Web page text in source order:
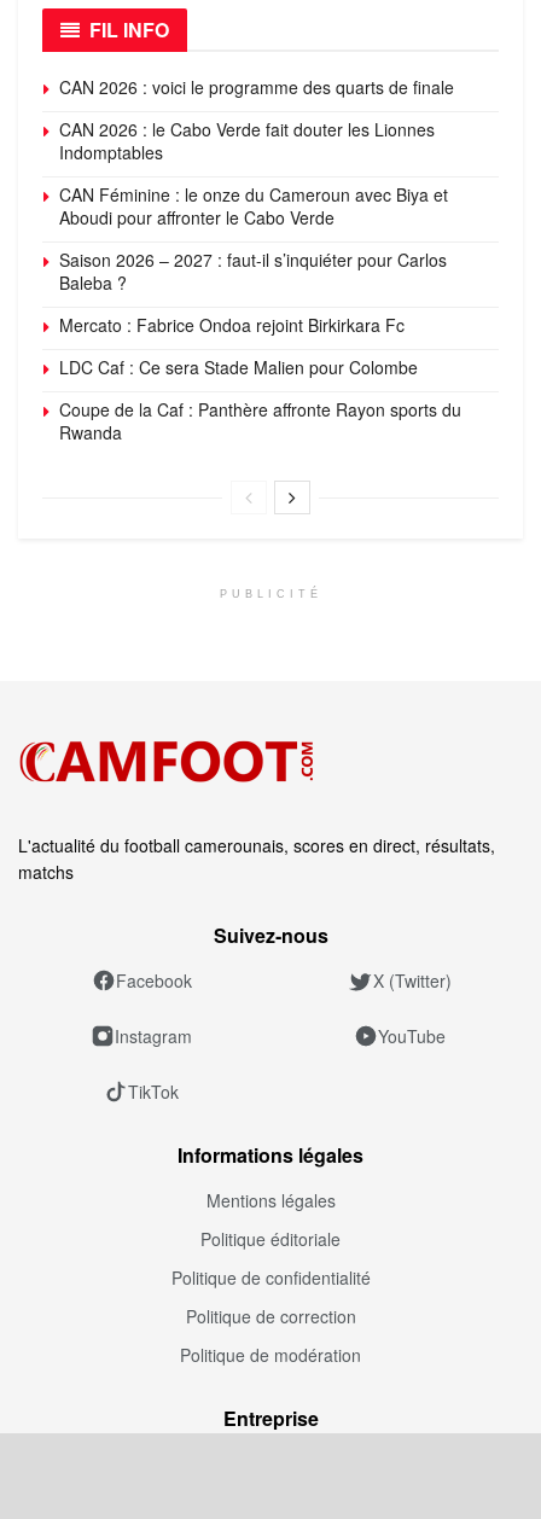
FIL INFO
CAN 2026 : voici le programme des quarts de finale
CAN 2026 : le Cabo Verde fait douter les Lionnes
Indomptables
CAN Féminine : le onze du Cameroun avec Biya et
Aboudi pour affronter le Cabo Verde
Saison 2026 – 2027 : faut-il s’inquiéter pour Carlos
Baleba ?
Mercato : Fabrice Ondoa rejoint Birkirkara Fc
LDC Caf : Ce sera Stade Malien pour Colombe
Coupe de la Caf : Panthère affronte Rayon sports du
Rwanda
PUBLICITÉ
L'actualité du football camerounais, scores en direct, résultats,
matchs
Suivez‑nous
Facebook X (Twitter)
Instagram YouTube
TikTok
Informations légales
Mentions légales
Politique éditoriale
Politique de confidentialité
Politique de correction
Politique de modération
Entreprise